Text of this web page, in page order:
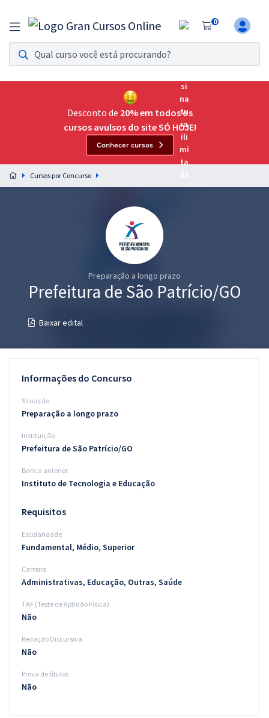
0
Assinatura Ilimitada 11
Acesso a todos os cursos. Teste grátis por 7 dias!
Assinatura OAB Até Passar
Acesso ilimitado a toda preparação para o Exame da
Preparação completa e intensiva para as principais
residências em saúde do Brasil
Conteúdo gratuito
Desconto de 20% em todos os
cursos avulsos do site SÓ HOJE!
Conhecer cursos
Cursos por Concurso
Preparação a longo prazo
Prefeitura de São Patrício/GO
Baixar edital
Informações do Concurso
Situação
Preparação a longo prazo
Instituição
Prefeitura de São Patrício/GO
Banca anterior
Instituto de Tecnologia e Educação
Requisitos
Escolaridade
Fundamental, Médio, Superior
Carreira
Administrativas, Educação, Outras, Saúde
TAF (Teste de Aptidão Física)
Não
Redação Discursiva
Não
Prova de títulos
Não